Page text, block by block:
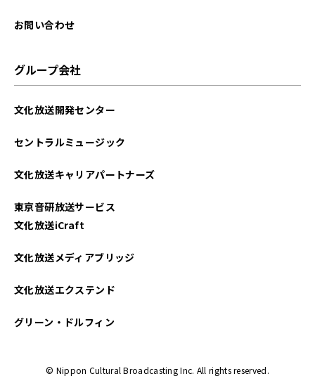
お問い合わせ
グループ会社
文化放送開発センター
セントラルミュージック
文化放送キャリアパートナーズ
東京音研放送サービス
文化放送iCraft
文化放送メディアブリッジ
文化放送エクステンド
グリーン・ドルフィン
© Nippon Cultural Broadcasting Inc. All rights reserved.